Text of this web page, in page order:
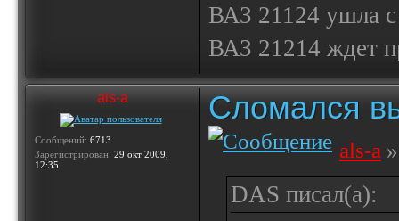
ВАЗ 21124 ушла
ВАЗ 21214 ждет
als-a
Сообщений: 6713
Зарегистрирован: 29 окт 2009,
12:35
Сломался
als-a
DAS писал(а):